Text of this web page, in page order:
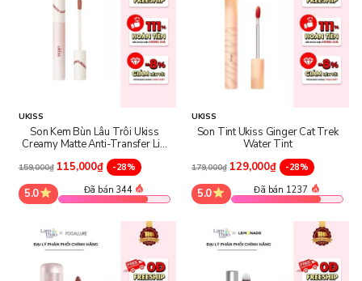
UKISS
Son Kem Bùn Lâu Trôi Ukiss
Creamy Matte Anti-Transfer Lip
159,000₫ 115,000₫ -28%
5.0 Đã bán 344
UKISS
Son Tint Ukiss Ginger Cat Trek
Water Tint
179,000₫ 129,000₫ -28%
5.0 Đã bán 1237